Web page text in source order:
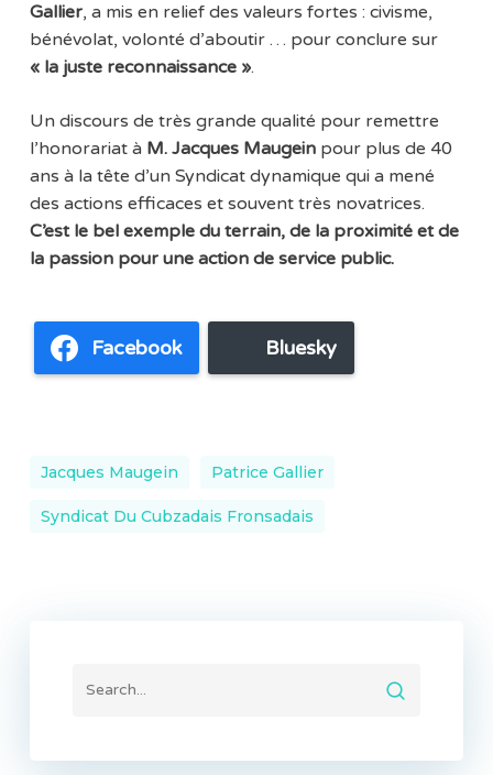
Gallier, a mis en relief des valeurs fortes : civisme,
bénévolat, volonté d’aboutir … pour conclure sur
« la juste reconnaissance ».
Un discours de très grande qualité pour remettre
l’honorariat à M. Jacques Maugeinpour plus de 40
ans à la tête d’un Syndicat dynamique qui a mené
des actions efficaces et souvent très novatrices.
C’est le bel exemple du terrain, de la proximité et de
la passion pour une action de service public.
Facebook Bluesky
Jacques Maugein Patrice Gallier
Syndicat Du Cubzadais Fronsadais